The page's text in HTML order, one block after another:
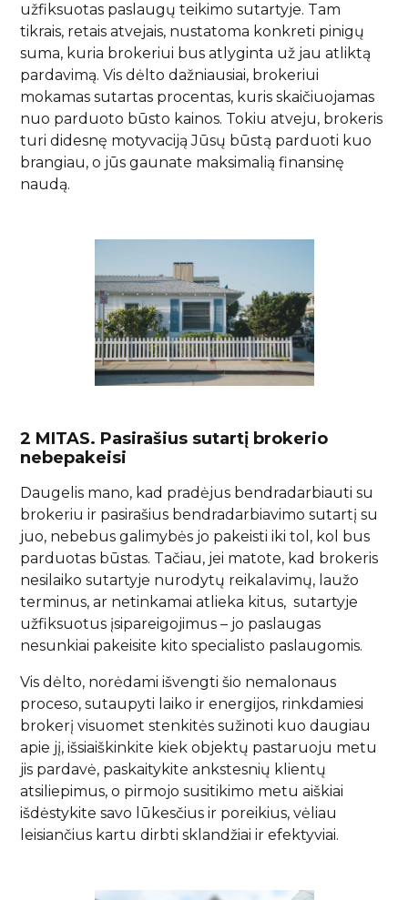
užfiksuotas paslaugų teikimo sutartyje. Tam
tikrais, retais atvejais, nustatoma konkreti pinigų
suma, kuria brokeriui bus atlyginta už jau atliktą
pardavimą. Vis dėlto dažniausiai, brokeriui
mokamas sutartas procentas, kuris skaičiuojamas
nuo parduoto būsto kainos. Tokiu atveju, brokeris
turi didesnę motyvaciją Jūsų būstą parduoti kuo
brangiau, o jūs gaunate maksimalią finansinę
naudą.
2 MITAS. Pasirašius sutartį brokerio
nebepakeisi
Daugelis mano, kad pradėjus bendradarbiauti su
brokeriu ir pasirašius bendradarbiavimo sutartį su
juo, nebebus galimybės jo pakeisti iki tol, kol bus
parduotas būstas. Tačiau, jei matote, kad brokeris
nesilaiko sutartyje nurodytų reikalavimų, laužo
terminus, ar netinkamai atlieka kitus, sutartyje
užfiksuotus įsipareigojimus – jo paslaugas
nesunkiai pakeisite kito specialisto paslaugomis.
Vis dėlto, norėdami išvengti šio nemalonaus
proceso, sutaupyti laiko ir energijos, rinkdamiesi
brokerį visuomet stenkitės sužinoti kuo daugiau
apie jį, išsiaiškinkite kiek objektų pastaruoju metu
jis pardavė, paskaitykite ankstesnių klientų
atsiliepimus, o pirmojo susitikimo metu aiškiai
išdėstykite savo lūkesčius ir poreikius, vėliau
leisiančius kartu dirbti sklandžiai ir efektyviai.